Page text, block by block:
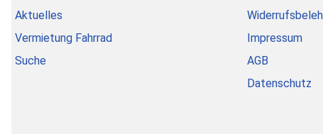
Aktuelles
Vermietung Fahrrad
Suche
Impressum
AGB
Datenschutz